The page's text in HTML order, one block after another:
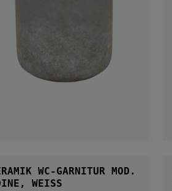
WC-GARNITUR MOD.
WEISS